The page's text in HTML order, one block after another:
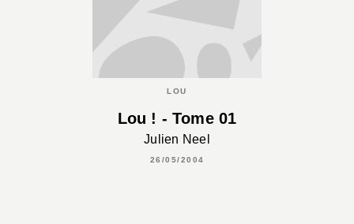
LOU
Lou ! - Tome 01
Julien Neel
26/05/2004